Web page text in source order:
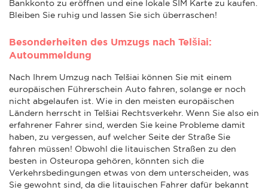
Bankkonto zu eröffnen und eine lokale SIM Karte zu kaufen.
Bleiben Sie ruhig und lassen Sie sich überraschen!
Besonderheiten des Umzugs nach Telšiai:
Autoummeldung
Nach Ihrem Umzug nach Telšiai können Sie mit einem
europäischen Führerschein Auto fahren, solange er noch
nicht abgelaufen ist. Wie in den meisten europäischen
Ländern herrscht in Telšiai Rechtsverkehr. Wenn Sie also ein
erfahrener Fahrer sind, werden Sie keine Probleme damit
haben, zu vergessen, auf welcher Seite der Straße Sie
fahren müssen! Obwohl die litauischen Straßen zu den
besten in Osteuropa gehören, könnten sich die
Verkehrsbedingungen etwas von dem unterscheiden, was
Sie gewohnt sind, da die litauischen Fahrer dafür bekannt